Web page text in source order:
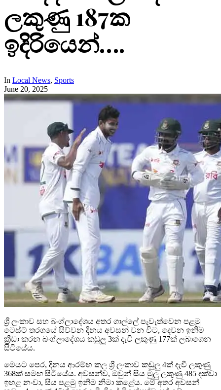
ලකුණු 187ක
ඉදිරියෙන්….
In Local News, Sports
June 20, 2025
ශ්‍රී ලංකාව සහ බංග්ලාදේශය අතර ගාල්ලේ පැවැත්වෙන පළමු
ටෙස්ට් තරගයේ සිව්වන දිනය අවසන් වන විට, දෙවන ඉනිම
ක්‍රීඩා කරන බංග්ලාදේශය කඩුලු 3ක් දැවී ලකුණු 177ක් ලබාගෙන
සිටියේය.
මෙයට පෙර, දිනය ආරම්භ කල ශ්‍රී ලංකාව කඩුලු 4ක් දැවී ලකුණු
368ක් සමඟ සිටියේය. අවසන්ව, ඔවුන් සිය මුලු ලකුණු 485 දක්වා
ඉහළ නංවා, සිය පළමු ඉනිම නිමා කළේය. මේ අතර අවසන්